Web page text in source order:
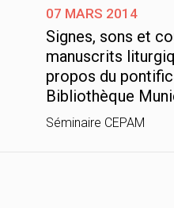
07 mars 2014
Signes, sons et
manuscrits
propos du
Bibliothèque
Séminaire CEPAM